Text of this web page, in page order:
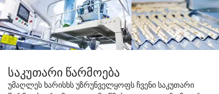
საკუთარი წარმოება
უმაღლეს ხარისხს უზრუნველყოფს ჩვენი საკუთარი